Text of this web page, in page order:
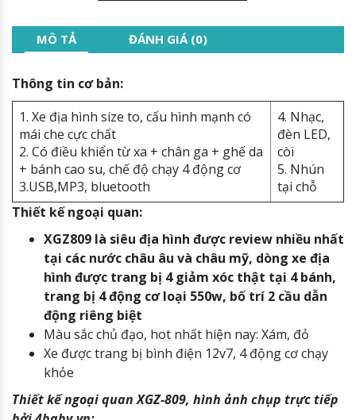
MÔ TẢ ĐÁNH GIÁ (0)
Thông tin cơ bản:
1. Xe địa hình size to, cấu hình mạnh có
mái che cực chất
2. Có điều khiển từ xa + chân ga + ghế da
+ bánh cao su, chế độ chạy 4 động cơ
3.USB,MP3, bluetooth
4. Nhạc,
đèn LED,
còi
5. Nhún
tại chỗ
Thiết kế ngoại quan:
XGZ809 là siêu địa hình được review nhiều nhất
tại các nước châu âu và châu mỹ, dòng xe địa
hình được trang bị 4 giảm xóc thật tại 4 bánh,
trang bị 4 động cơ loại 550w, bố trí 2 cầu dẫn
động riêng biệt
Màu sắc chủ đạo, hot nhất hiện nay: Xám, đỏ
Xe được trang bị bình điện 12v7, 4 động cơ chạy
khỏe
Thiết kế ngoại quan XGZ-809, hình ảnh chụp trực tiếp